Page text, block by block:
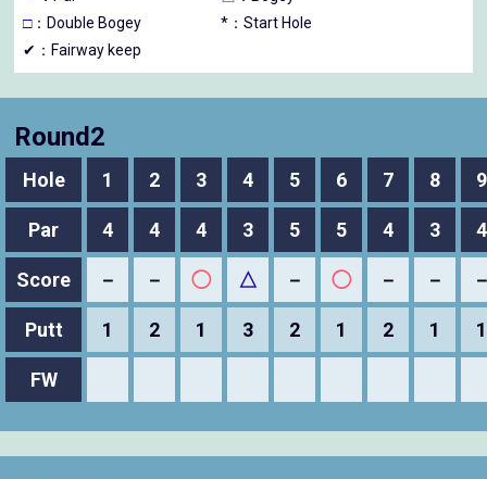
□：Double Bogey
*：Start Hole
✔：Fairway keep
Round2
Hole 1 2 3 4 5 6 7 8 9
Par 4 4 4 3 5 5 4 3 4
Score － － ◯ △ － ◯ － －
Putt 1 2 1 3 2 1 2 1 1
FW